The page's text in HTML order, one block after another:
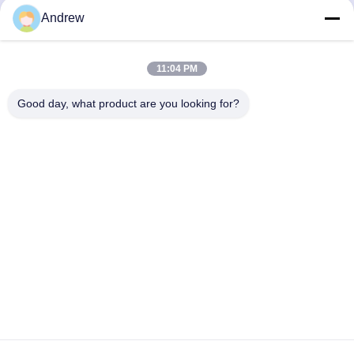
ASTM B338 en tant que
matériaux de stockage
d'hydrogèneCausez Maintenant Causez Maintenant
Andrew
11:04 PM
Good day, what product are you looking for?